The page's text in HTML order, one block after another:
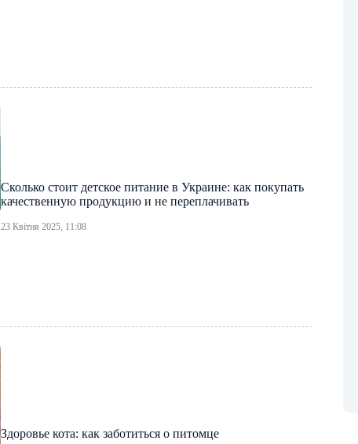
Сколько стоит детское питание в Украине: как покупать
качественную продукцию и не переплачивать
23 Квітня 2025, 11:08
Здоровье кота: как заботиться о питомце